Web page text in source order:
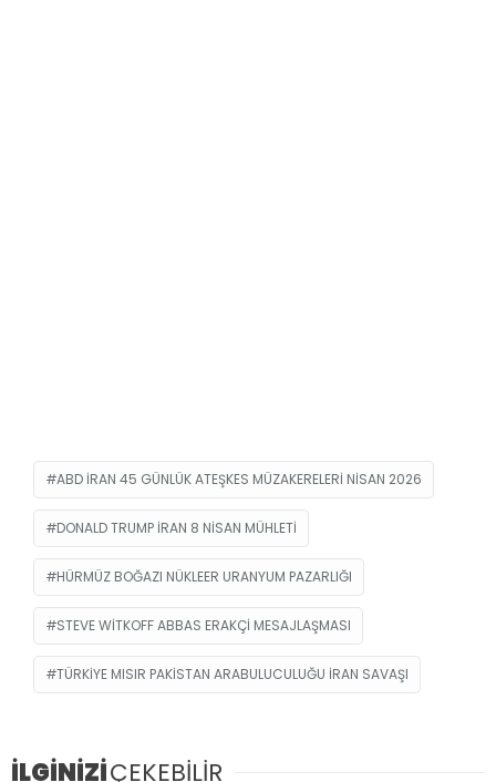
ABD IRAN 45 GÜNLÜK ATEŞKES MÜZAKERELERI NISAN 2026
DONALD TRUMP IRAN 8 NISAN MÜHLETI
HÜRMÜZ BOĞAZI NÜKLEER URANYUM PAZARLIĞI
STEVE WITKOFF ABBAS ERAKÇI MESAJLAŞMASI
TÜRKIYE MISIR PAKISTAN ARABULUCULUĞU IRAN SAVAŞI
İLGİNİZİÇEKEBİLİR